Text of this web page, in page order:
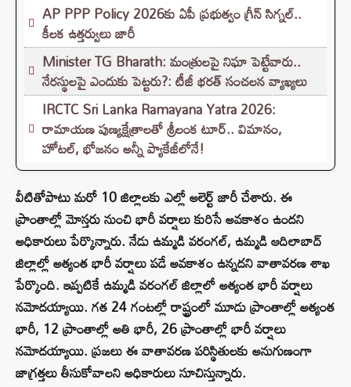
AP PPP Policy 2026కు ఏపీ ప్రభుత్వం గ్రీన్ సిగ్నల్..
కీలక ఉత్తర్వులు జారీ
Minister TG Bharath: మంత్రులపై నిఘా పెట్టేవారు..
నేరస్థులపై ఎందుకు పెట్టరు?: టీజీ భరత్ సంచలన వ్యాఖ్యలు
IRCTC Sri Lanka Ramayana Yatra 2026:
రామాయణ పుణ్యక్షేత్రాలతో శ్రీలంక టూర్.. విమానం,
హోటల్, భోజనం అన్నీ ప్యాకేజీలోనే!
వీటితోపాటు మరో 10 జిల్లాలకు ఎల్లో అలెర్ట్ జారీ చేశారు. ఈ
ప్రాంతాల్లో మోస్తరు నుంచి భారీ వర్షాలు కురిసే అవకాశం ఉందని
అధికారులు పేర్కొన్నారు. నేడు ఉమ్మడి వరంగల్, ఉమ్మడి ఆదిలాబాద్
జిల్లాల్లో అత్యంత భారీ వర్షాలు పడే అవకాశం ఉన్నదని వాతావరణ శాఖ
పేర్కొంది. ఇప్పటికే ఉమ్మడి వరంగల్ జిల్లాలో అత్యంత భారీ వర్షాలు
నమోదయ్యాయి. గత 24 గంటల్లో రాష్ట్రంలో మూడు ప్రాంతాల్లో అత్యంత
భారీ, 12 ప్రాంతాల్లో అతి భారీ, 26 ప్రాంతాల్లో భారీ వర్షాలు
నమోదయ్యాయి. ప్రజలు ఈ వాతావరణ పరిస్థితులకు అనుగుణంగా
జాగ్రత్తలు తీసుకోవాలని అధికారులు సూచిస్తున్నారు.